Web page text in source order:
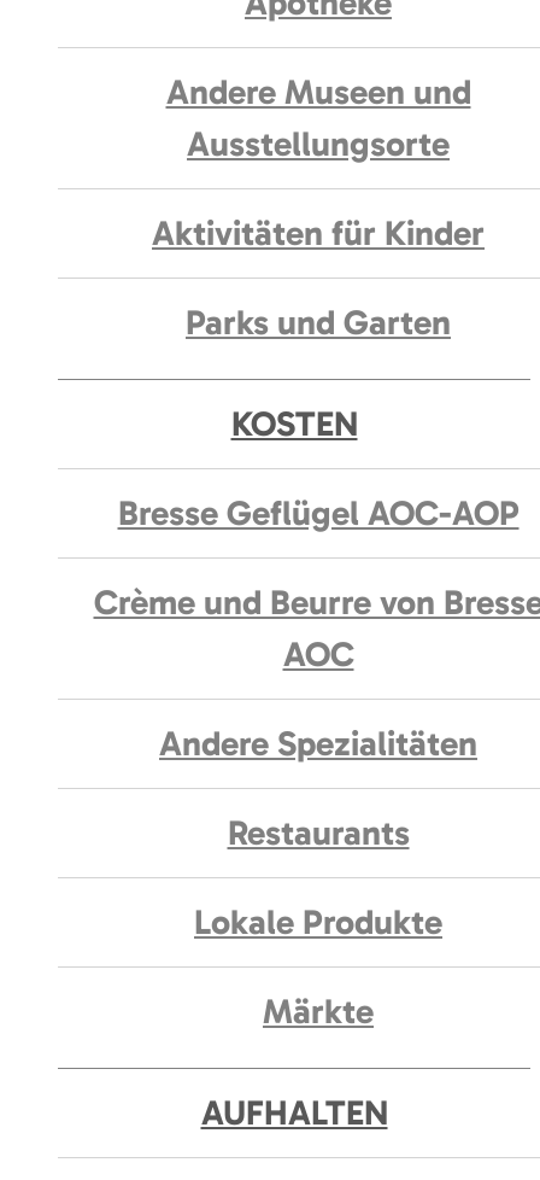
Andere Museen und
Ausstellungsorte
Aktivitäten für Kinder
Parks und Garten
KOSTEN
Bresse Geflügel AOC-AOP
Crème und Beurre von
AOC
Andere Spezialitäten
Restaurants
Lokale Produkte
Märkte
AUFHALTEN